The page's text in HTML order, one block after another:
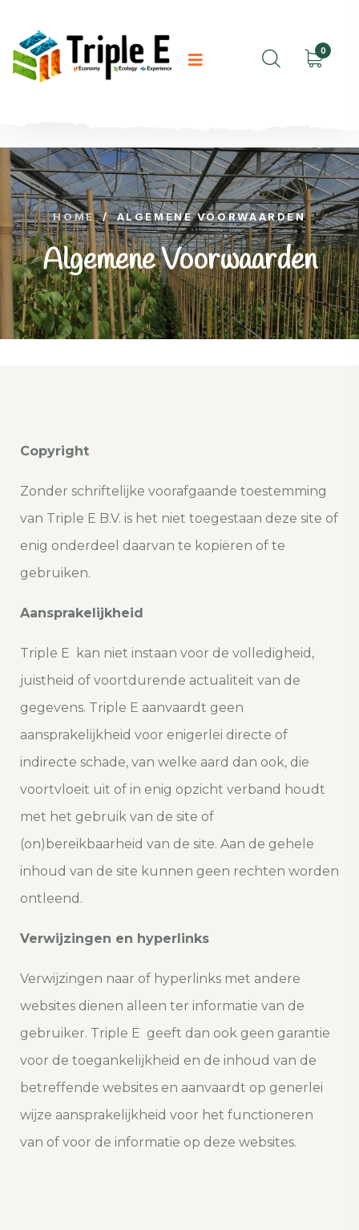
0
HOME / ALGEMENE VOORWAARDEN
Algemene Voorwaarden
Copyright
Zonder schriftelijke voorafgaande toestemming
van Triple E B.V. is het niet toegestaan deze site of
enig onderdeel daarvan te kopiëren of te
gebruiken.
Aansprakelijkheid
Triple E kan niet instaan voor de volledigheid,
juistheid of voortdurende actualiteit van de
gegevens. Triple E aanvaardt geen
aansprakelijkheid voor enigerlei directe of
indirecte schade, van welke aard dan ook, die
voortvloeit uit of in enig opzicht verband houdt
met het gebruik van de site of
(on)bereikbaarheid van de site. Aan de gehele
inhoud van de site kunnen geen rechten worden
ontleend.
Verwijzingen en hyperlinks
Verwijzingen naar of hyperlinks met andere
websites dienen alleen ter informatie van de
gebruiker. Triple E geeft dan ook geen garantie
voor de toegankelijkheid en de inhoud van de
betreffende websites en aanvaardt op generlei
wijze aansprakelijkheid voor het functioneren
van of voor de informatie op deze websites.